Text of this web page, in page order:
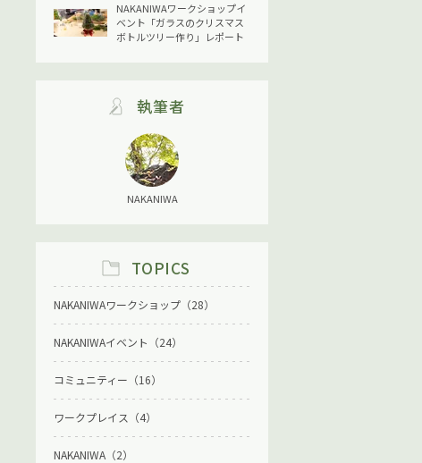
NAKANIWAワークショップイ
ベント「ガラスのクリスマス
ボトルツリー作り」レポート
執筆者
NAKANIWA
TOPICS
NAKANIWAワークショップ（28）
NAKANIWAイベント（24）
コミュニティー（16）
ワークプレイス（4）
NAKANIWA（2）